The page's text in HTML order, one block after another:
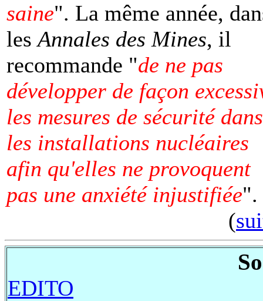
saine". La même année,
lesAnnales des Mines, il
recommande "de ne pas
développer de façon
les mesures de sécurité dans
les installations nucléaires
afin qu'elles ne provoquent
pas une anxiété injustifiée".
(
EDITO